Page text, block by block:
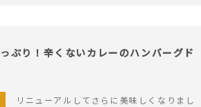
ぷり！辛くないカレーのハンバーグド
リニューアルしてさらに美味しくなりまし